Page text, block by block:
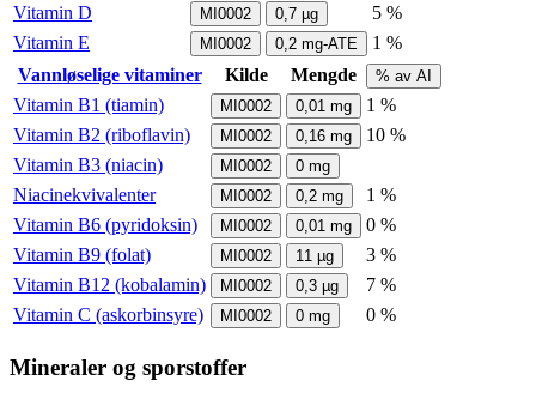
Vitamin D MI0002 0,7 µg
5 %
Vitamin E
MI0002 0,2 mg-ATE
1 %
Vannløselige vitaminer
Kilde Mengde % av AI
Vitamin B1 (tiamin) MI0002 0,01 mg
1 %
Vitamin B2 (riboflavin)
MI0002 0,16 mg
10 %
Vitamin B3 (niacin)
MI0002 0 mg
Niacinekvivalenter MI0002 0,2 mg
1 %
Vitamin B6 (pyridoksin)
MI0002 0,01 mg
0 %
Vitamin B9 (folat)
MI0002 11 µg
3 %
Vitamin B12 (kobalamin)
MI0002 0,3 µg
7 %
Vitamin C (askorbinsyre)
MI0002 0 mg 0 %
Mineraler og sporstoffer